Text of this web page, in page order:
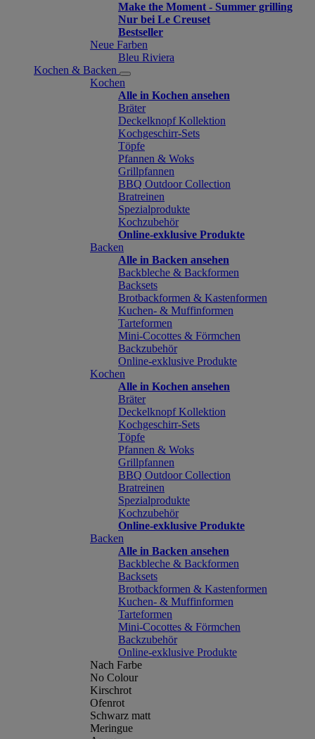
Make the Moment - Summer grilling
Nur bei Le Creuset
Bestseller
Neue Farben
Bleu Riviera
Kochen & Backen
Kochen
Alle in Kochen ansehen
Bräter
Deckelknopf Kollektion
Kochgeschirr-Sets
Töpfe
Pfannen & Woks
Grillpfannen
BBQ Outdoor Collection
Bratreinen
Spezialprodukte
Kochzubehör
Online-exklusive Produkte
Backen
Alle in Backen ansehen
Backbleche & Backformen
Backsets
Brotbackformen & Kastenformen
Kuchen- & Muffinformen
Tarteformen
Mini-Cocottes & Förmchen
Backzubehör
Online-exklusive Produkte
Kochen
Alle in Kochen ansehen
Bräter
Deckelknopf Kollektion
Kochgeschirr-Sets
Töpfe
Pfannen & Woks
Grillpfannen
BBQ Outdoor Collection
Bratreinen
Spezialprodukte
Kochzubehör
Online-exklusive Produkte
Backen
Alle in Backen ansehen
Backbleche & Backformen
Backsets
Brotbackformen & Kastenformen
Kuchen- & Muffinformen
Tarteformen
Mini-Cocottes & Förmchen
Backzubehör
Online-exklusive Produkte
Nach Farbe
No Colour
Kirschrot
Ofenrot
Schwarz matt
Meringue